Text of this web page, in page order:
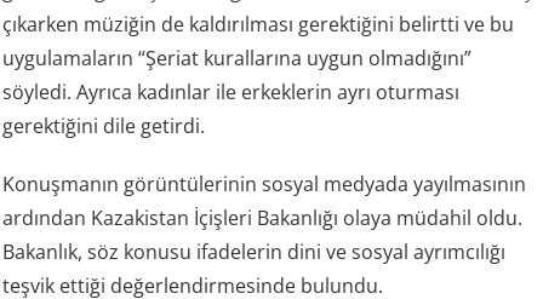
çıkarken müziğin de kaldırılması gerektiğini belirtti ve bu
uygulamaların “Şeriat kurallarına uygun olmadığını”
söyledi. Ayrıca kadınlar ile erkeklerin ayrı oturması
gerektiğini dile getirdi.
Konuşmanın görüntülerinin sosyal medyada yayılmasının
ardından Kazakistan İçişleri Bakanlığı olaya müdahil oldu.
Bakanlık, söz konusu ifadelerin dini ve sosyal ayrımcılığı
teşvik ettiği değerlendirmesinde bulundu.